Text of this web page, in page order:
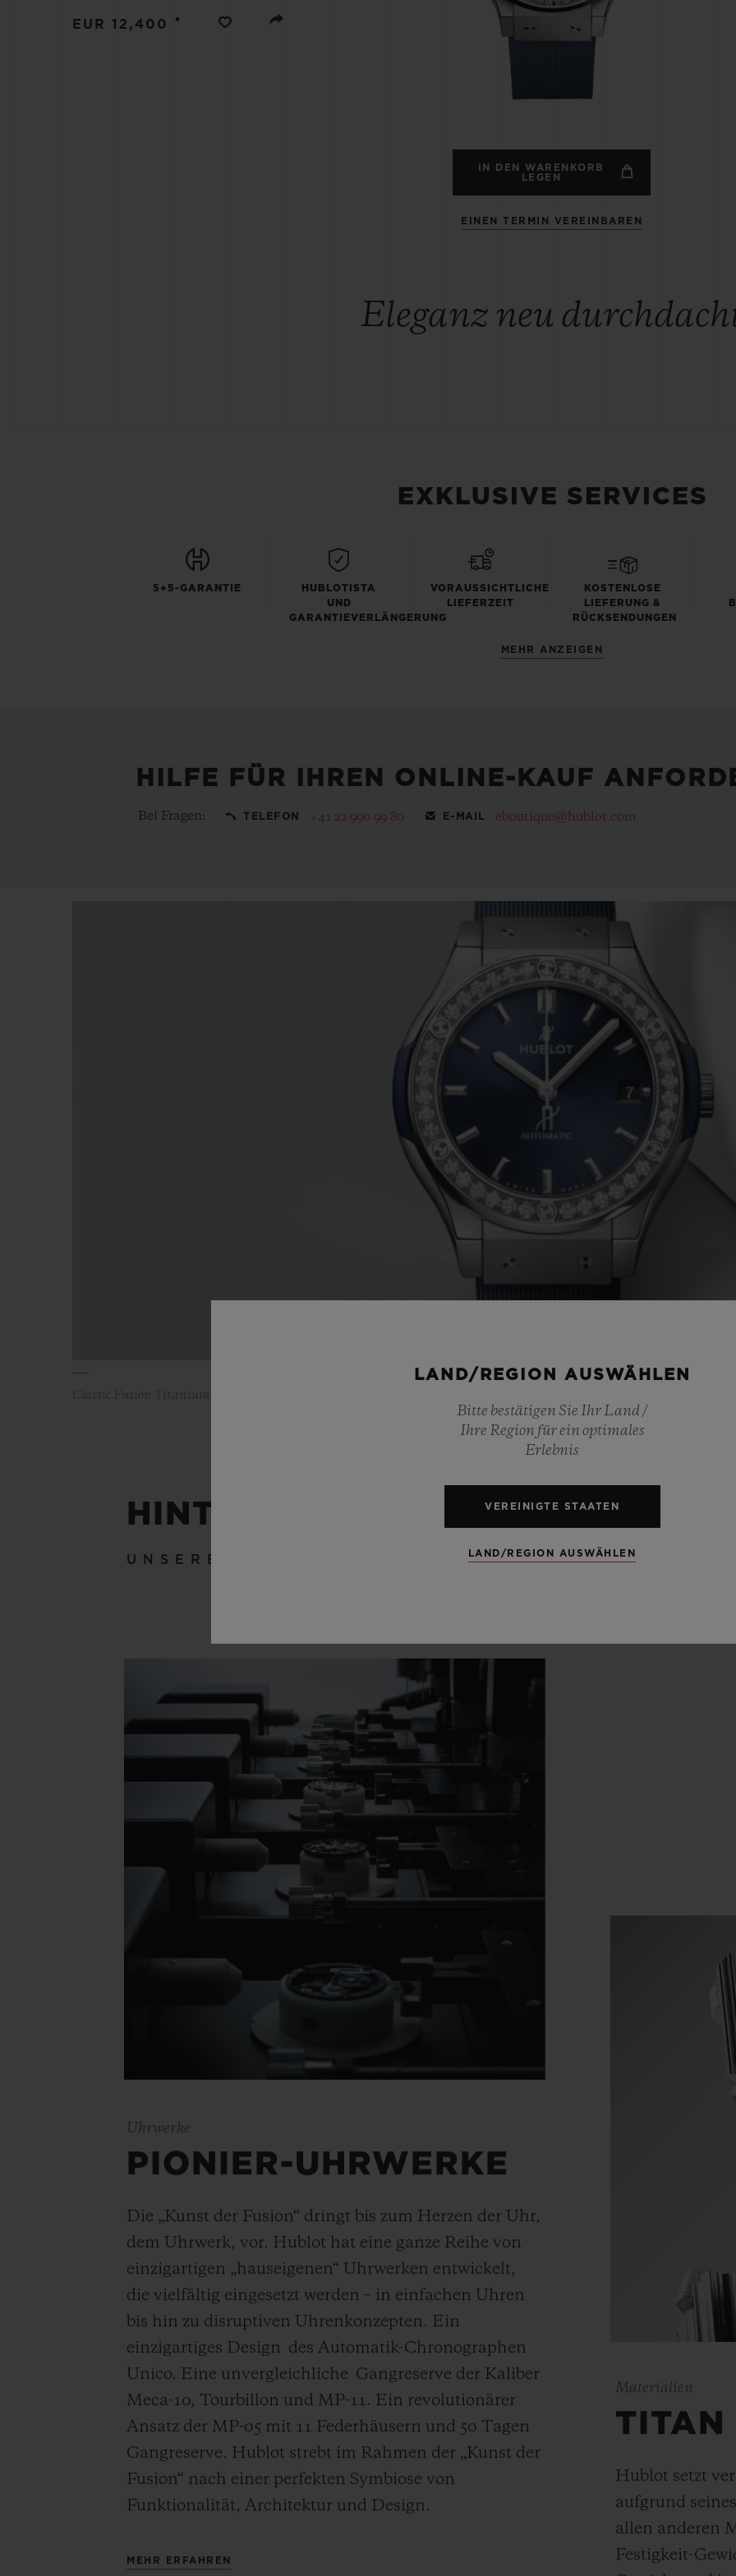
EUR 12,400 •
IN DEN WARENKORB
LEGEN
EINEN TERMIN VEREINBAREN
Eleganz neu
EXKLUSIVE SERVICES
5+5-GARANTIE
HUBLOTISTA
UND
GARANTIEVERLÄNGERUNG
VORAUSSICHTLICHE
LIEFERZEIT
KOSTENLOSE
LIEFERUNG &
RÜCKSENDUNGEN
MEHR ANZEIGEN
HILFE FÜR IHREN ONLINE-KAUF
Bei Fragen: TELEFON +41 22 990 99 80 E-MAIL eboutique@hublot.com
HINTER DEN KULISSEN
UNSERE HANDWERKSKUNST
Uhrwerke
PIONIER-UHRWERKE
Die „Kunst der Fusion“ dringt bis zum Herzen der Uhr,
dem Uhrwerk, vor. Hublot hat eine ganze Reihe von
einzigartigen „hauseigenen“ Uhrwerken entwickelt,
die vielfältig eingesetzt werden – in einfachen Uhren
bis hin zu disruptiven Uhrenkonzepten. Ein
einzigartiges Design des Automatik-Chronographen
Unico. Eine unvergleichliche Gangreserve der Kaliber
Meca-10, Tourbillon und MP-11. Ein revolutionärer
Ansatz der MP-05 mit 11 Federhäusern und 50 Tagen
Gangreserve. Hublot strebt im Rahmen der „Kunst der
Fusion“ nach einer perfekten Symbiose von
Funktionalität, Architektur und Design.
MEHR ERFAHREN
Materialien
TITAN
Hublot setzt
aufgrund
allen anderen
Festigkeit-
LAND/REGION AUSWÄHLEN
Bitte bestätigen Sie Ihr Land /
Ihre Region für ein optimales
Erlebnis
VEREINIGTE STAATEN
LAND/REGION AUSWÄHLEN
BIG BANG BIG BANG
HUBLOTISTA UND
GARANTIEVERLÄNGERUNG
VORAUSSICHTLICHE
LIEFERZEIT
KOSTENLOSE